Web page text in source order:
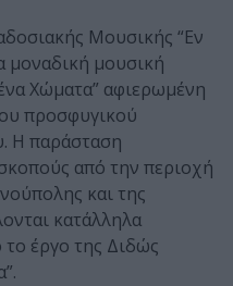
Μουσικής “Εν
μοναδική μουσική
Χώματα” αφιερωμένη
προσφυγικού
Η παράσταση
από την περιοχή
και της
κατάλληλα
έργο της Διδώς